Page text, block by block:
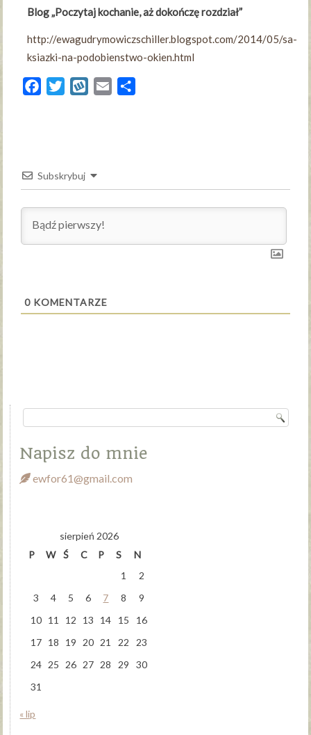
Blog „Poczytaj kochanie, aż dokończę rozdział”
http://ewagudrymowiczschiller.blogspot.com/2014/05/sa-
ksiazki-na-podobienstwo-okien.html
FacebookTwitterWykopEmail
Subskrybuj
0 KOMENTARZE
Napisz do mnie
ewfor61@gmail.com
sierpień 2026
P
W Ś C P S
N
1
2
3
4 5 6 7 8
9
10 11 12 13 14 15
16
17 18 19 20 21 22
23
24 25 26 27 28 29
30
31
« lip